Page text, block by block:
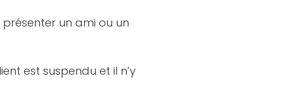
un ami ou un
est suspendu et il n’y